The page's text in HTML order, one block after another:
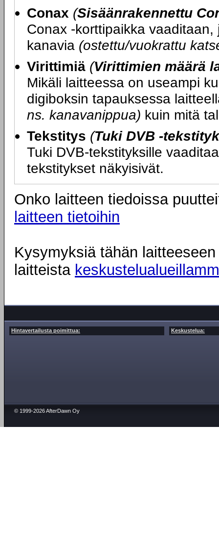
Conax (Sisäänrakennettu
Conax -korttipaikka
kanavia (ostettu/vuokrattu
Virittimiä (Virittimien määrä
Mikäli laitteessa on useampi
digiboksin tapauksessa
ns. kanavanippua) kuin mitä
Tekstitys (Tuki DVB -
Tuki DVB-tekstityksille
tekstitykset näkyisivät.
Onko laitteen tiedoissa
laitteen tietoihin
Kysymyksiä tähän
laitteista
Hintavertailusta poimittua: Keskustelua:
© 1999-2026 AfterDawn Oy